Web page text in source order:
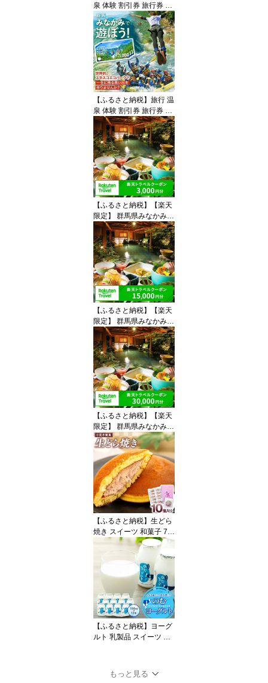
泉 体験 割引券 旅行券 商
品券 グルメ スキー スノ
ボ 食べる 泊まる 遊ぶ 買
う アクティビティ 群馬
みなかみ町 ふるさと納税
感謝券 MINAKAMI HEAR
T TICKET ミナカミハー
トチケット 15,000円分
【ふるさと納税】旅行 温
泉 体験 割引券 旅行券 商
品券 グルメ スキー スノ
ボ 食べる 泊まる 遊ぶ 買
う アクティビティ 群馬
みなかみ町 ふるさと納税
感謝券 MINAKAMI HEAR
T TICKET ミナカミハー
トチケット 30,000円分
【ふるさと納税】【楽天
限定】 群馬県みなかみ町
対象宿泊施設で使える 楽
天トラベルクーポン 寄付
金額 10,000円（ クーポ
ン 3,000円分 ）
【ふるさと納税】【楽天
限定】 群馬県みなかみ町
対象宿泊施設で使える 楽
天トラベルクーポン 寄付
金額 50,000円 （ クーポ
ン 15,000円分 ）
【ふるさと納税】【楽天
限定】 群馬県みなかみ町
対象宿泊施設で使える 楽
天トラベルクーポン 寄付
金額 100,000円（ クーポ
ン 30,000円分 ）
【ふるさと納税】生どら
焼き スイーツ 和菓子 70
00円 菓子 生ドラ お土産
どらやき あんこ手みやげ
小荒井製菓 生どら焼き 1
0個入り
【ふるさと納税】ヨーグ
ルト 乳製品 スイーツ お
善玉菌 整腸 カルシウム
タンパク質 美容 美肌 疲
もっと見る